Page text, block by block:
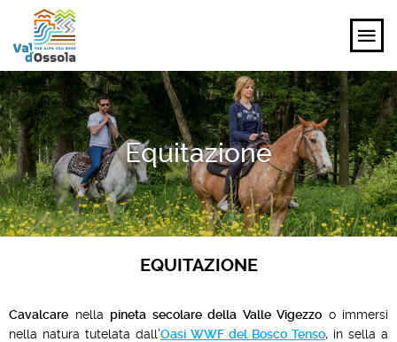
SCOPRI
VIVI
PIANIFICA
EVENTI E ISPIRAZIONI
Equitazione
EQUITAZIONE
Cavalcare nella pineta secolare della Valle Vigezzo o immersi
nella natura tutelata dall’Oasi WWF del Bosco Tenso, in sella a